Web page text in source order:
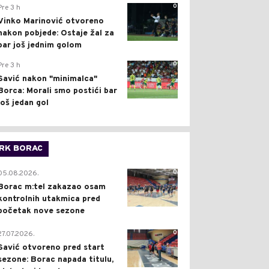
0
3 h
Marinović otvoreno
pobjede: Ostaje žal za
još jednim golom
0
3 h
nakon "minimalca"
Morali smo postići bar
jedan gol
BORAC
0
m:tel zakazao osam
utakmica pred
nove sezone
0
otvoreno pred start
Borac napada titulu,